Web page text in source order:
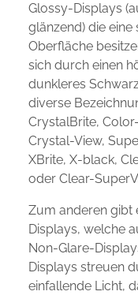
Glossy-Displays
glänzend) die
Oberfläche
sich durch einen
dunkleres
diverse
CrystalBrite,
Crystal-View,
XBrite, X-black,
oder Clear-
Zum anderen gibt
Displays, welche
Non-Glare-
Displays streuen
einfallende Licht,